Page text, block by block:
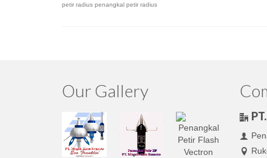
petir radius penangkal petir radius
Our Gallery